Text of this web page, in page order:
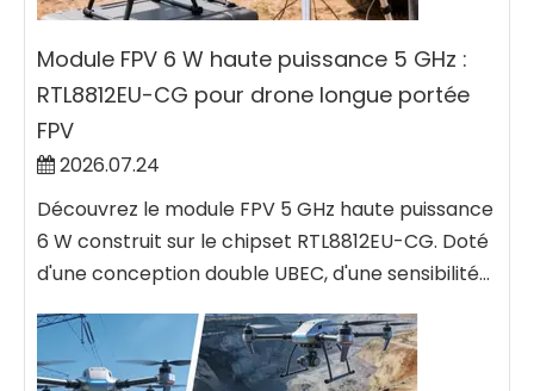
Module FPV 6 W haute puissance 5 GHz :
RTL8812EU-CG pour drone longue portée
FPV
2026.07.24
Découvrez le module FPV 5 GHz haute puissance
6 W construit sur le chipset RTL8812EU-CG. Doté
d'une conception double UBEC, d'une sensibilité...